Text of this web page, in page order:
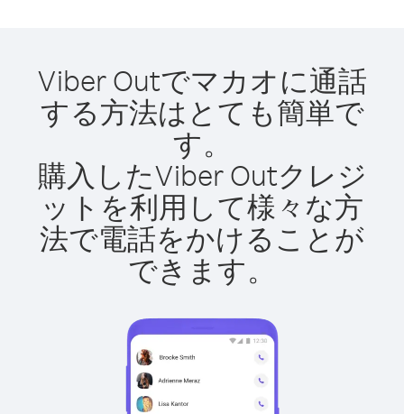
Viber Outでマカオに通話
する方法はとても簡単で
す。
購入したViber Outクレジ
ットを利用して様々な方
法で電話をかけることが
できます。